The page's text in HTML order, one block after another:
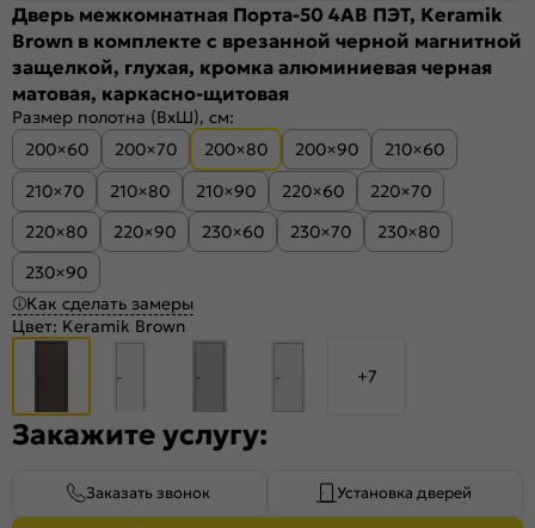
Дверь межкомнатная Порта-50 4AB ПЭТ, Keramik
Brown в комплекте с врезанной черной магнитной
защелкой, глухая, кромка алюминиевая черная
матовая, каркасно-щитовая
Размер полотна (ВхШ), см:
200×60
200×70 200×80 200×90
210×60
210×70
210×80 210×90 220×60
220×70
220×80
220×90 230×60 230×70
230×80
230×90
Как сделать замеры
Цвет: Keramik Brown
+7
Закажите услугу:
Заказать звонок Установка дверей